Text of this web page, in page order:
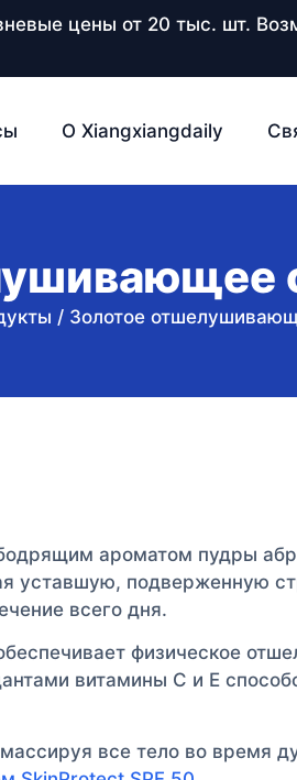
цены от 20 тыс. шт.
О Xiangxiangdaily
/ Золотое
ароматом пудры
уставшую, подверженную
всего дня.
физическое
витамины С и Е
все тело во время